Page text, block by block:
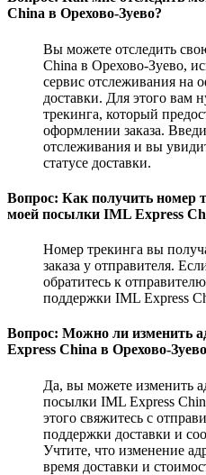
China в Орехово-Зуево?
Вы можете отследить
China в Орехово-Зуево,
сервис отслеживания на
доставки. Для этого вам
трекинга, который
оформлении заказа.
отслеживания и вы
статусе доставки.
Вопрос: Как получить номер
моей посылки IML Express
Номер трекинга вы
заказа у отправителя.
обратитесь к
поддержки IML Express
Вопрос: Можно ли изменить
Express China в Орехово-
Да, вы можете изменить
посылки IML Express
этого свяжитесь с
поддержки доставки и
Учтите, что изменение
время доставки и